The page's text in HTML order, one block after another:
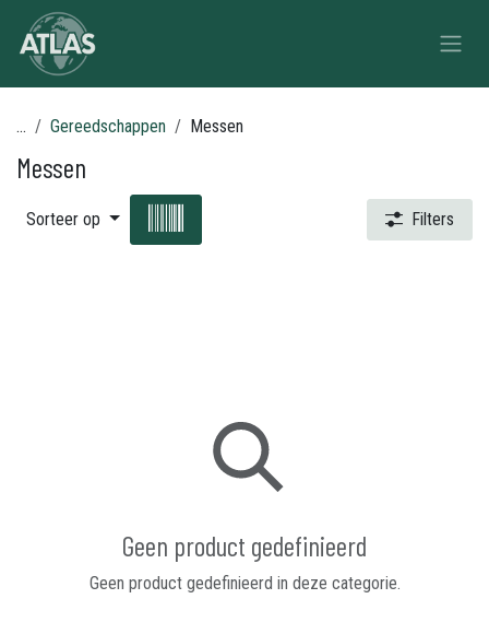
Overslaan naar inhoud
... Gereedschappen Messen
Messen
Sorteer op Filters
Geen product gedefinieerd
Geen product gedefinieerd in deze categorie.